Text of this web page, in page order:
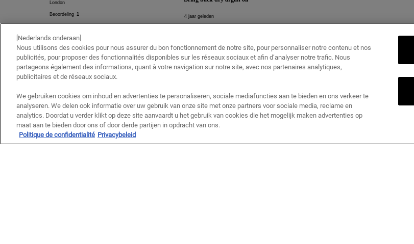
[Nederlands onderaan]
Nous utilisons des cookies pour nous assurer du bon fonctionnement de notre site, pour personnaliser notre contenu et nos
publicités, pour proposer des fonctionnalités disponibles sur les réseaux sociaux et afin d’analyser notre trafic. Nous
partageons également des informations, quant à votre navigation sur notre site, avec nos partenaires analytiques,
publicitaires et de réseaux sociaux.
We gebruiken cookies om inhoud en advertenties te personaliseren, sociale mediafuncties aan te bieden en ons verkeer te
analyseren. We delen ook informatie over uw gebruik van onze site met onze partners voor sociale media, reclame en
analytics. Doordat u verder klikt op deze site aanvaardt u het gebruik van cookies die het mogelijk maken advertenties op
maat aan te bieden door ons of door derde partijen in opdracht van ons.
Politique de confidentialité Privacybeleid